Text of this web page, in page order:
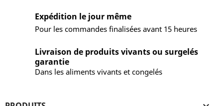
Expédition le jour même
Pour les commandes finalisées avant 15 heures
Livraison de produits vivants ou surgelés
garantie
Dans les aliments vivants et congelés